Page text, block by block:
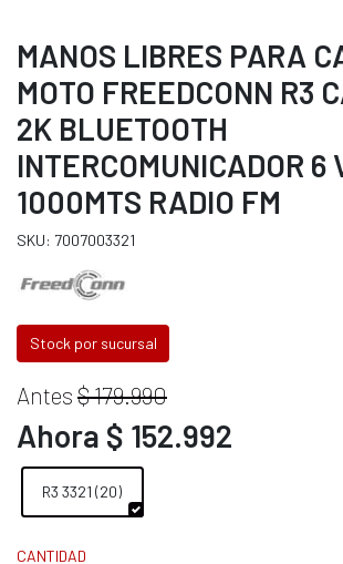
MANOS LIBRES PARA
MOTO FREEDCONN R3
2K BLUETOOTH
INTERCOMUNICADOR 6
1000MTS RADIO FM
SKU: 7007003321
Stock por sucursal
Antes $ 179.990
Ahora $ 152.992
R3 3321 (20)
CANTIDAD